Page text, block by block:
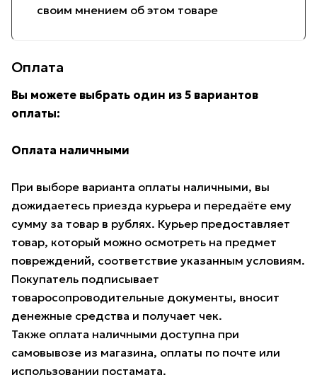
своим мнением об этом товаре
Оплата
Вы можете выбрать один из 5 вариантов
оплаты:
Оплата наличными
При выборе варианта оплаты наличными, вы
дожидаетесь приезда курьера и передаёте ему
сумму за товар в рублях. Курьер предоставляет
товар, который можно осмотреть на предмет
повреждений, соответствие указанным условиям.
Покупатель подписывает
товаросопроводительные документы, вносит
денежные средства и получает чек.
Также оплата наличными доступна при
самовывозе из магазина, оплаты по почте или
использовании постамата.